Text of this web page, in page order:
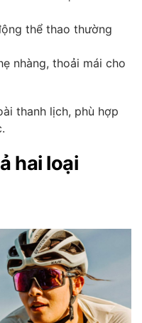
thể thao thường
nhàng, thoải mái cho
thanh lịch, phù hợp
hai loại